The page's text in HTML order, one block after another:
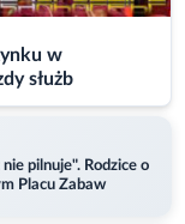
w
służb
pilnuje". Rodzice o
Placu Zabaw